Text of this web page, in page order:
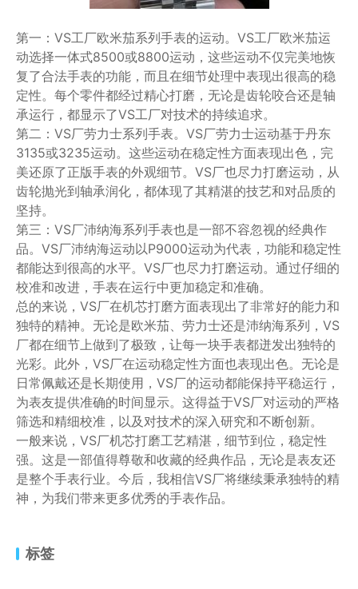
第一：VS工厂欧米茄系列手表的运动。VS工厂欧米茄运
动选择一体式8500或8800运动，这些运动不仅完美地恢
复了合法手表的功能，而且在细节处理中表现出很高的稳
定性。每个零件都经过精心打磨，无论是齿轮咬合还是轴
承运行，都显示了VS工厂对技术的持续追求。
第二：VS厂劳力士系列手表。VS厂劳力士运动基于丹东
3135或3235运动。这些运动在稳定性方面表现出色，完
美还原了正版手表的外观细节。VS厂也尽力打磨运动，从
齿轮抛光到轴承润化，都体现了其精湛的技艺和对品质的
坚持。
第三：VS厂沛纳海系列手表也是一部不容忽视的经典作
品。VS厂沛纳海运动以P9000运动为代表，功能和稳定性
都能达到很高的水平。VS厂也尽力打磨运动。通过仔细的
校准和改进，手表在运行中更加稳定和准确。
总的来说，VS厂在机芯打磨方面表现出了非常好的能力和
独特的精神。无论是欧米茄、劳力士还是沛纳海系列，VS
厂都在细节上做到了极致，让每一块手表都迸发出独特的
光彩。此外，VS厂在运动稳定性方面也表现出色。无论是
日常佩戴还是长期使用，VS厂的运动都能保持平稳运行，
为表友提供准确的时间显示。这得益于VS厂对运动的严格
筛选和精细校准，以及对技术的深入研究和不断创新。
一般来说，VS厂机芯打磨工艺精湛，细节到位，稳定性
强。这是一部值得尊敬和收藏的经典作品，无论是表友还
是整个手表行业。今后，我相信VS厂将继续秉承独特的精
神，为我们带来更多优秀的手表作品。
标签